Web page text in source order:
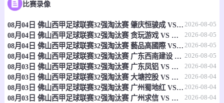
蒙彼利埃
情报
法乙 08-09 02:45 直播中
南特 0 - 0
情报
比赛录像
08月04日 佛山西甲足球联赛32强淘汰赛 肇庆恒骏成 VS 三七互娱 全场录像 2026-08-05
08月04日 佛山西甲足球联赛32强淘汰赛 贪玩游戏 VS 美的薪火 全场录像 2026-08-05
08月04日 佛山西甲足球联赛32强淘汰赛 藝品高國際 VS 湛江狂狼·粵辉能源 全场录像 2026-08-05
08月04日 佛山西甲足球联赛32强淘汰赛 广东西南建设 VS 香港圣徒 全场录像 2026-08-05
08月03日 佛山西甲足球联赛32强淘汰赛 广东凤铝 VS 湛江八部科技 全场录像 2026-08-04
08月03日 佛山西甲足球联赛32强淘汰赛 大塘控股 VS 茂名市点都得 全场录像 2026-08-04
08月03日 佛山西甲足球联赛32强淘汰赛 广州蜀地红 VS 广州戴拿模 全场录像 2026-08-04
08月03日 佛山西甲足球联赛32强淘汰赛 广州求信 VS 顺德新青年 全场录像 2026-08-04